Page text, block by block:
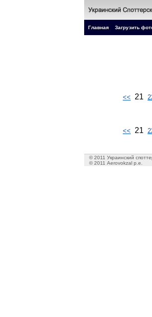
Главная Загрузить
<< 21
<< 21
© 2011 Украинский
© 2011 Aerovokzal p.e.